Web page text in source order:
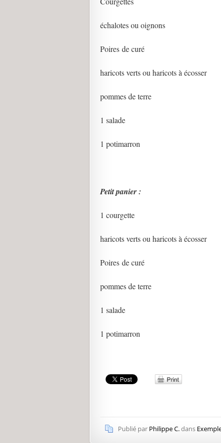
échalotes ou oignons
Poires de curé
haricots verts ou haricots à écosser
pommes de terre
1 salade
1 potimarron
Petit panier :
1 courgette
haricots verts ou haricots à écosser
Poires de curé
pommes de terre
1 salade
1 potimarron
Publié par Philippe C.dans